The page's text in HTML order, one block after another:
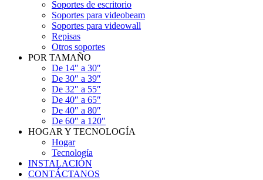
Soportes de escritorio
Soportes para videobeam
Soportes para videowall
Repisas
Otros soportes
POR TAMAÑO
De 14″ a 30″
De 30″ a 39″
De 32″ a 55″
De 40″ a 65″
De 40″ a 80″
De 60″ a 120″
HOGAR Y TECNOLOGÍA
Hogar
Tecnología
INSTALACIÓN
CONTÁCTANOS